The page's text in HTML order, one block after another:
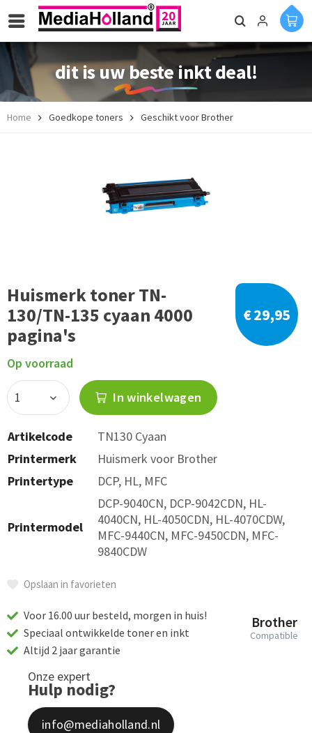
dit is uw beste inkt deal!
Home Goedkope toners Geschikt voor Brother
Huismerk toner TN-
130/TN-135 cyaan 4000
pagina's
€ 29,95
Op voorraad
In winkelwagen
Artikelcode
TN130 Cyaan
Printermerk
Huismerk voor Brother
Printertype
DCP, HL, MFC
Printermodel
DCP-9040CN, DCP-9042CDN, HL-
4040CN, HL-4050CDN, HL-4070CDW,
MFC-9440CN, MFC-9450CDN, MFC-
9840CDW
Opslaan in favorieten
Brother
Compatible
Voor 16.00 uur besteld, morgen in huis!
Speciaal ontwikkelde toner en inkt
Altijd 2 jaar garantie
Onze expert
Hulp nodig?
info@mediaholland.nl